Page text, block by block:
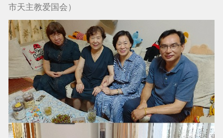
市天主教爱国会）